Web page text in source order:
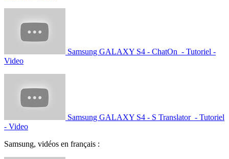
Samsung GALAXY S4 - ChatOn - Tutoriel -
Video
Samsung GALAXY S4 - S Translator - Tutoriel
- Video
Samsung, vidéos en français :